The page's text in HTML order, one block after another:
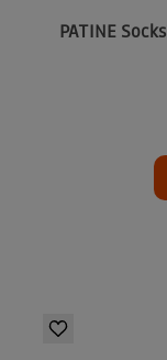
PATINE